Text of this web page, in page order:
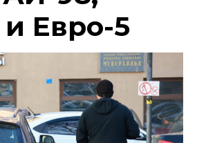
Евро-5